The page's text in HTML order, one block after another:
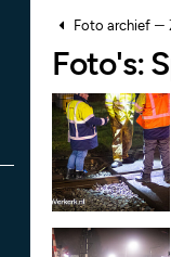
Foto archief–
Foto's: